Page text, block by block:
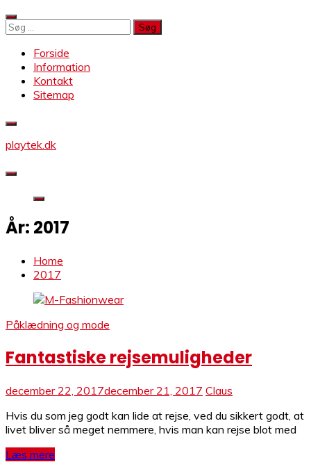
Skip
to
Søg
Forside
Information
Kontakt
Sitemap
playtek.dk
År: 2017
Home
2017
Påklædning og mode
Fantastiske rejsemuligheder
december 22, 2017december 21, 2017 Claus
Hvis du som jeg godt kan lide at rejse, ved du sikkert godt, at
livet bliver så meget nemmere, hvis man kan rejse blot med
Læs mere